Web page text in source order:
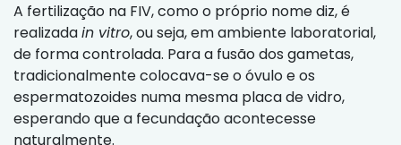
A fertilização na FIV, como o próprio nome diz, é
realizadain vitro, ou seja, em ambiente laboratorial,
de forma controlada. Para a fusão dos gametas,
tradicionalmente colocava-se o óvulo e os
espermatozoides numa mesma placa de vidro,
esperando que a fecundação acontecesse
naturalmente.